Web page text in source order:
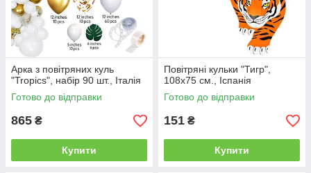
Арка з повітряних куль
"Tropics", набір 90 шт., Італія
Готово до відправки
865 ₴
Купити
Повітряні кульки "Тигр",
108х75 см., Іспанія
Готово до відправки
151 ₴
Купити